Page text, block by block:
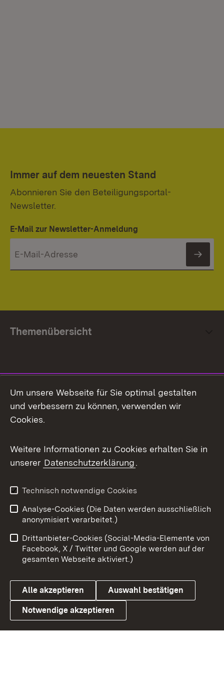
Immer auf dem neuesten Stand
Abonnieren Sie den Beteiligungsportal-
Newsletter.
E-Mail zur Newsletter-Anmeldung
Themenübersicht
Facebook
X / Twitter
Youtube
Link zum Landesportal
Impressum
Kontakt
Barrierefreiheit
Datenschutz
Cookies
Um unsere Webseite für Sie optimal gestalten
und verbessern zu können, verwenden wir
Cookies.
Weitere Informationen zu Cookies erhalten Sie in
unserer Datenschutzerklärung.
Technisch notwendige Cookies
Analyse-Cookies (Die Daten werden ausschließlich
anonymisiert verarbeitet.)
Drittanbieter-Cookies (Social-Media-Elemente von
Facebook, X / Twitter und Google werden auf der
gesamten Webseite aktiviert.)
Alle akzeptieren Auswahl bestätigen
Notwendige akzeptieren